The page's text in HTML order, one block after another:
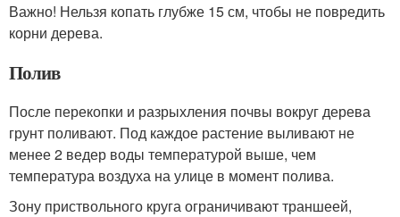
Важно! Нельзя копать глубже 15 см, чтобы не повредить
корни дерева.
Полив
После перекопки и разрыхления почвы вокруг дерева
грунт поливают. Под каждое растение выливают не
менее 2 ведер воды температурой выше, чем
температура воздуха на улице в момент полива.
Зону приствольного круга ограничивают траншеей,